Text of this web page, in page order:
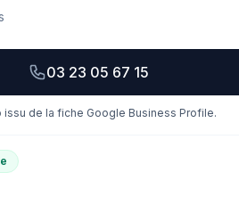
03 23 05 67 15
issu de la fiche Google Business Profile.